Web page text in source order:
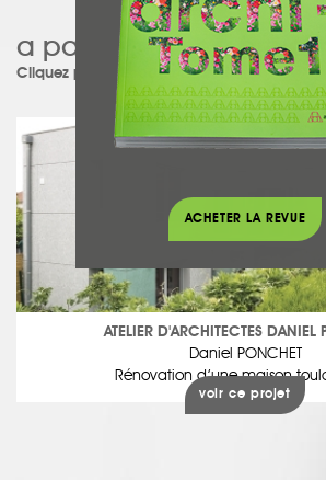
a participé à ce projet
Cliquez pour découvrir le projet
ATELIER D'ARCHITECTES DANIEL
Daniel PONCHET
Rénovation d’une maison
voir ce projet
ACHETER LA REVUE